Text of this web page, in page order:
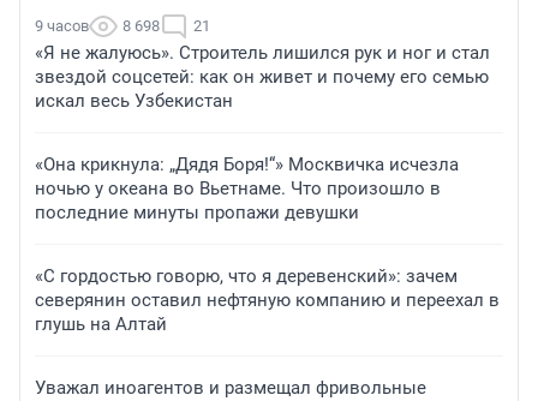
9 часов 8 698 21
«Я не жалуюсь». Строитель лишился рук и ног и стал
звездой соцсетей: как он живет и почему его семью
искал весь Узбекистан
«Она крикнула: „Дядя Боря!“» Москвичка исчезла
ночью у океана во Вьетнаме. Что произошло в
последние минуты пропажи девушки
«С гордостью говорю, что я деревенский»: зачем
северянин оставил нефтяную компанию и переехал в
глушь на Алтай
Уважал иноагентов и размещал фривольные